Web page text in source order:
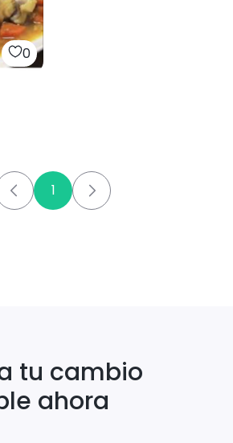
0
1
tu cambio
ahora